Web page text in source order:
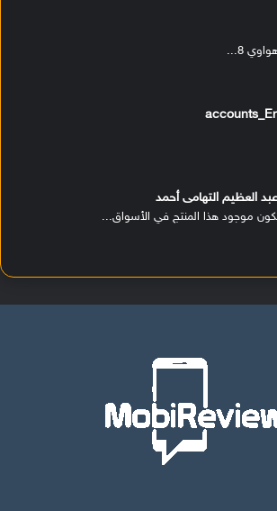
8...
العظيم التهامى أحمد
موجود هذا المنتج في الأسواق...